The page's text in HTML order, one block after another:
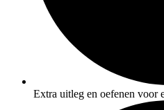
Extra uitleg en oefenen voor